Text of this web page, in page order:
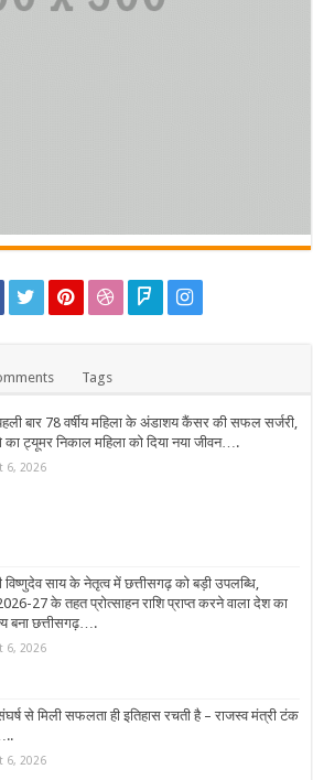
Tags
बार 78 वर्षीय महिला के अंडाशय कैंसर की सफल सर्जरी,
ट्यूमर निकाल महिला को दिया नया जीवन….
6, 2026
विष्णुदेव साय के नेतृत्व में छत्तीसगढ़ को बड़ी उपलब्धि,
27 के तहत प्रोत्साहन राशि प्राप्त करने वाला देश का
बना छत्तीसगढ़….
6, 2026
से मिली सफलता ही इतिहास रचती है – राजस्व मंत्री टंक
6, 2026